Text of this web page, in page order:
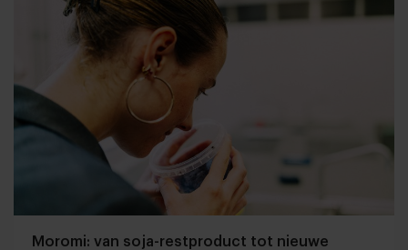
Moromi: van soja-restproduct tot nieuwe